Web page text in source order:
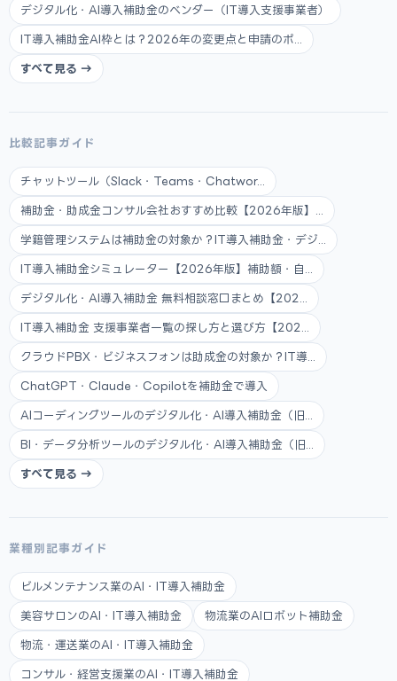
デジタル化・AI導入補助金のベンダー（IT導入支援事業者）
IT導入補助金AI枠とは？2026年の変更点と申請のポ...
すべて見る →
比較記事ガイド
チャットツール（Slack・Teams・Chatwor...
補助金・助成金コンサル会社おすすめ比較【2026年版】...
学籍管理システムは補助金の対象か？IT導入補助金・デジ...
IT導入補助金シミュレーター【2026年版】補助額・自...
デジタル化・AI導入補助金 無料相談窓口まとめ【202...
IT導入補助金 支援事業者一覧の探し方と選び方【202...
クラウドPBX・ビジネスフォンは助成金の対象か？IT導...
ChatGPT・Claude・Copilotを補助金で導入
AIコーディングツールのデジタル化・AI導入補助金（旧...
BI・データ分析ツールのデジタル化・AI導入補助金（旧...
すべて見る →
業種別記事ガイド
ビルメンテナンス業のAI・IT導入補助金
美容サロンのAI・IT導入補助金 物流業のAIロボット補助金
物流・運送業のAI・IT導入補助金
コンサル・経営支援業のAI・IT導入補助金